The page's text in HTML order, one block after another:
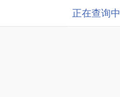
正在查询中